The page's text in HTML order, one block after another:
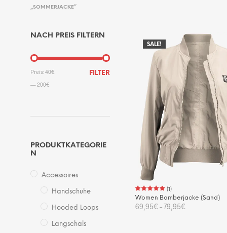
„SOMMERJACKE“
NACH PREIS FILTERN
MIN.
PREIS
MAX.
PREIS
FILTER
Preis:40€
—200€
PRODUKTKATEGORIE
N
Accessoires
Handschuhe
Hooded Loops
Langschals
SALE!
(1)
Women Bomberjacke (Sand)
69,95€ –79,95€